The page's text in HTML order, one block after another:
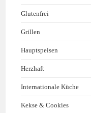
Glutenfrei
Grillen
Hauptspeisen
Herzhaft
Internationale Küche
Kekse & Cookies